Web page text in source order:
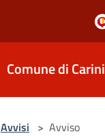
Comune di Carini
Avvisi > Avviso